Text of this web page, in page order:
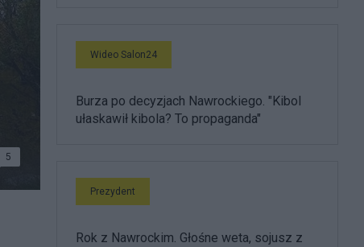
5
Wideo Salon24
Burza po decyzjach Nawrockiego. "Kibol
ułaskawił kibola? To propaganda"
Prezydent
Rok z Nawrockim. Głośne weta, sojusz z